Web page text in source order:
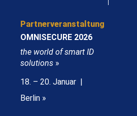
Partnerveranstaltung
OMNISECURE 2026
the world of smart ID
solutions »
18. – 20. Januar |
Berlin »